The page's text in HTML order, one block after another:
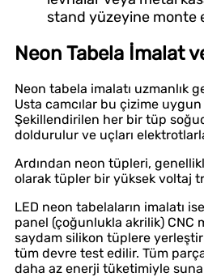
stand yüzeyine monte
Neon Tabela İmalat
Neon tabela imalatı uzmanlık
Usta camcılar bu çizime
Şekillendirilen her bir tüp
doldurulur ve uçları
Ardından neon tüpleri,
olarak tüpler bir yüksek voltaj
LED neon tabelaların imalatı
panel (çoğunlukla akrilik) CNC
saydam silikon tüplere
tüm devre test edilir. Tüm
daha az enerji tüketimiyle